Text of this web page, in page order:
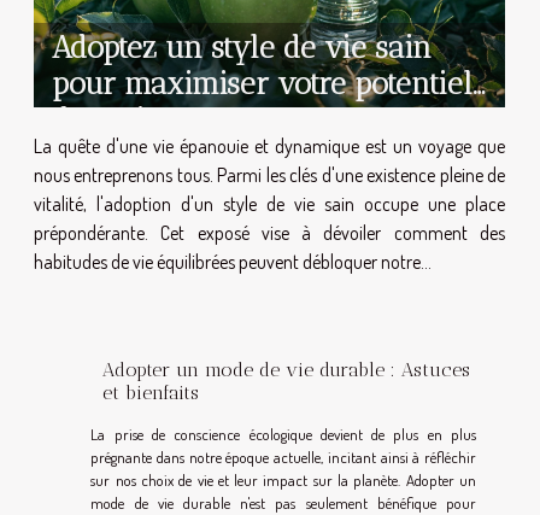
Adoptez un style de vie sain
pour maximiser votre potentiel
de croissance
La quête d'une vie épanouie et dynamique est un voyage que
nous entreprenons tous. Parmi les clés d'une existence pleine de
vitalité, l'adoption d'un style de vie sain occupe une place
prépondérante. Cet exposé vise à dévoiler comment des
habitudes de vie équilibrées peuvent débloquer notre...
Adopter un mode de vie durable : Astuces
et bienfaits
La prise de conscience écologique devient de plus en plus
prégnante dans notre époque actuelle, incitant ainsi à réfléchir
sur nos choix de vie et leur impact sur la planète. Adopter un
mode de vie durable n'est pas seulement bénéfique pour